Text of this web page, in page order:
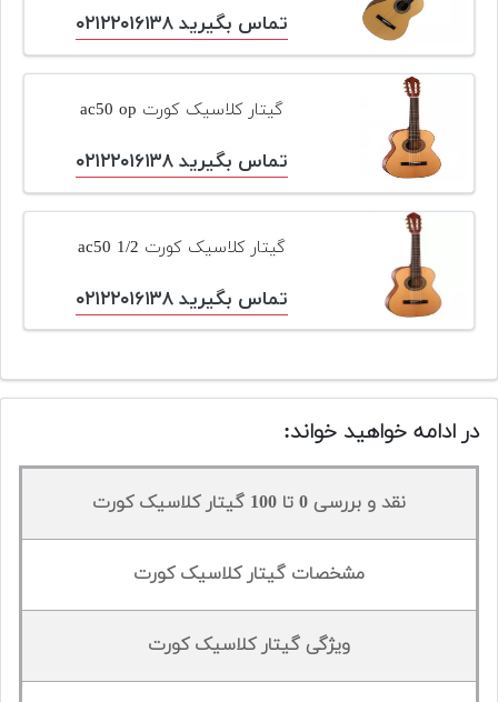
تماس بگیرید ۰۲۱۲۲۰۱۶۱۳۸
گیتار کلاسیک کورت ac50 op
تماس بگیرید ۰۲۱۲۲۰۱۶۱۳۸
گیتار کلاسیک کورت ac50 1/2
تماس بگیرید ۰۲۱۲۲۰۱۶۱۳۸
در ادامه خواهید خواند:
نقد و بررسی 0 تا 100 گیتار کلاسیک کورت
مشخصات گیتار کلاسیک کورت
ویژگی گیتار کلاسیک کورت